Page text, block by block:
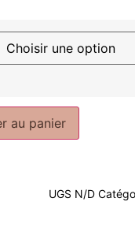
au panier
UGS N/D